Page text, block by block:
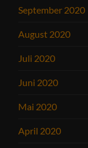
September 2020
August 2020
Juli 2020
Juni 2020
Mai 2020
April 2020